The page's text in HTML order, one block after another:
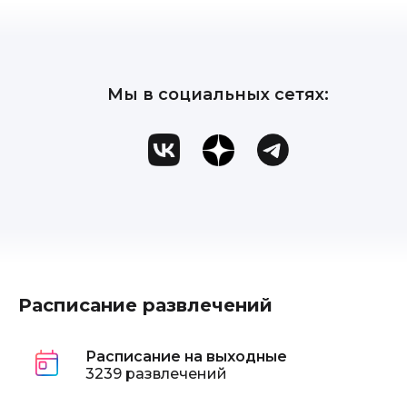
Мы в социальных сетях:
Расписание развлечений
Расписание на выходные
3239 развлечений